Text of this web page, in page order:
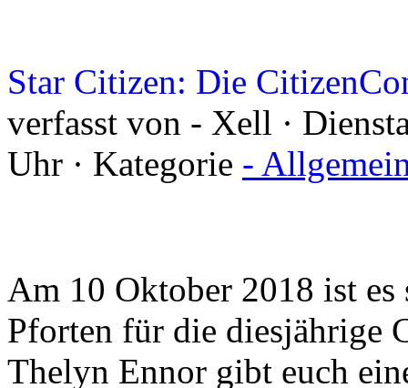
Star Citizen: Die
verfasst von - Xell ·
Uhr · Kategorie -
Am 10 Oktober 2018 ist
Pforten für die diesjährige
Thelyn Ennor gibt euch